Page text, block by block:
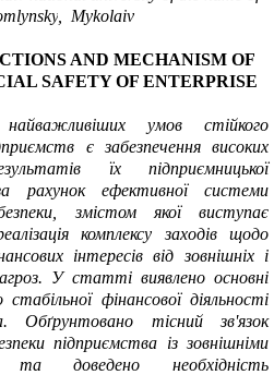
, Mykolaiv
AND MECHANISM OF
SAFETY OF ENTERPRISE
умов стійкого
є забезпечення високих
їх підприємницької
рахунок ефективної системи
змістом якої виступає
комплексу заходів щодо
інтересів від зовнішніх і
У статті виявлено основні
фінансової діяльності
Обґрунтовано тісний зв'язок
підприємства із зовнішніми
та доведено необхідність